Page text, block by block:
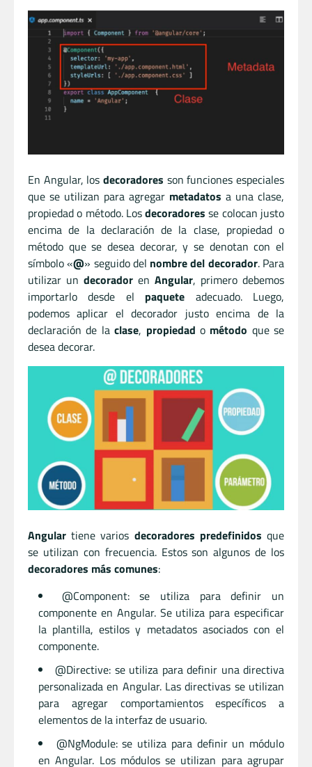
En Angular, los decoradores son funciones especiales
que se utilizan para agregar metadatos a una clase,
propiedad o método. Losdecoradores se colocan justo
encima de la declaración de la clase, propiedad o
método que se desea decorar, y se denotan con el
símbolo «@» seguido del nombre del decorador. Para
utilizar un decorador en Angular, primero debemos
importarlo desde el paquete adecuado. Luego,
podemos aplicar el decorador justo encima de la
declaración de laclase, propiedad o método que se
desea decorar.
Angular tiene varios decoradores predefinidos que
se utilizan con frecuencia. Estos son algunos de los
decoradores más comunes:
@Component: se utiliza para definir un
componente en Angular. Se utiliza para especificar
la plantilla, estilos y metadatos asociados con el
componente.
@Directive: se utiliza para definir una directiva
personalizada en Angular. Las directivas se utilizan
para agregar comportamientos específicos a
elementos de la interfaz de usuario.
@NgModule: se utiliza para definir un módulo
en Angular. Los módulos se utilizan para agrupar